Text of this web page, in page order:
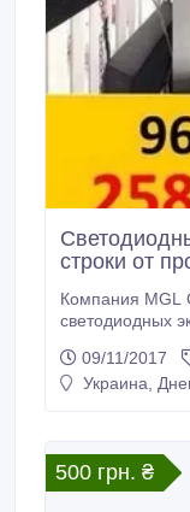
строки от
Компания MGL
светодиодных
возможность
экранов за
установим на
видеоэкран.
09/11/2017
Украина,
500 грн. ₴